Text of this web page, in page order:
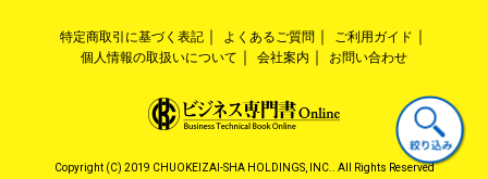
特定商取引に基づく表記 よくあるご質問
ご利用ガイド
個人情報の取扱いについて
会社案内 お問い合わせ
Copyright (C) 2019 CHUOKEIZAI-SHA HOLDINGS, INC.. All Rights Reserved